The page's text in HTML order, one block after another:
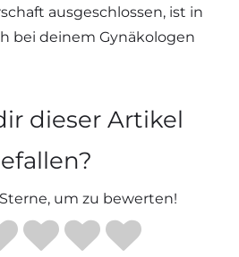
ausgeschlossen, ist in
bei deinem Gynäkologen
dieser Artikel
um zu bewerten!